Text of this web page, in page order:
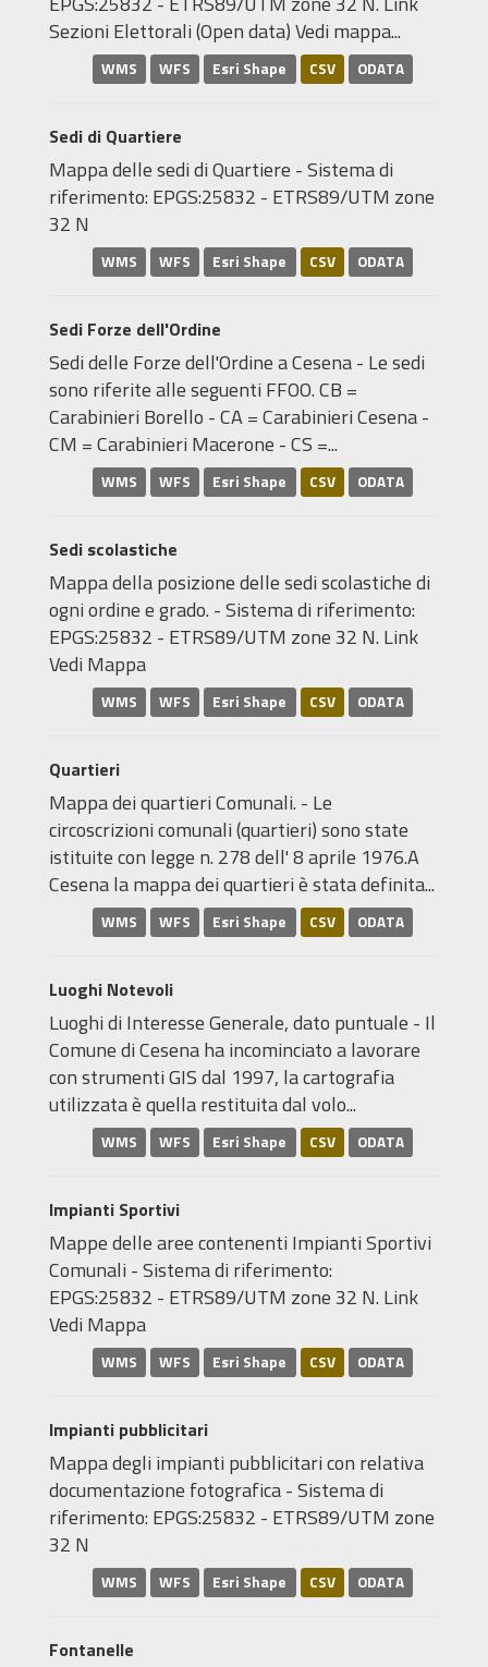
Sezioni Elettorali (Open data) Vedi mappa...
WMS WFS Esri Shape CSV ODATA
Sedi di Quartiere
Mappa delle sedi di Quartiere - Sistema di
riferimento: EPGS:25832 - ETRS89/UTM zone
32 N
WMS WFS Esri Shape CSV ODATA
Sedi Forze dell'Ordine
Sedi delle Forze dell'Ordine a Cesena - Le sedi
sono riferite alle seguenti FFOO. CB =
Carabinieri Borello - CA = Carabinieri Cesena -
CM = Carabinieri Macerone - CS =...
WMS WFS Esri Shape CSV ODATA
Sedi scolastiche
Mappa della posizione delle sedi scolastiche di
ogni ordine e grado. - Sistema di riferimento:
EPGS:25832 - ETRS89/UTM zone 32 N. Link
Vedi Mappa
WMS WFS Esri Shape CSV ODATA
Quartieri
Mappa dei quartieri Comunali. - Le
circoscrizioni comunali (quartieri) sono state
istituite con legge n. 278 dell' 8 aprile 1976.A
Cesena la mappa dei quartieri è stata definita...
WMS WFS Esri Shape CSV ODATA
Luoghi Notevoli
Luoghi di Interesse Generale, dato puntuale - Il
Comune di Cesena ha incominciato a lavorare
con strumenti GIS dal 1997, la cartografia
utilizzata è quella restituita dal volo...
WMS WFS Esri Shape CSV ODATA
Impianti Sportivi
Mappe delle aree contenenti Impianti Sportivi
Comunali - Sistema di riferimento:
EPGS:25832 - ETRS89/UTM zone 32 N. Link
Vedi Mappa
WMS WFS Esri Shape CSV ODATA
Impianti pubblicitari
Mappa degli impianti pubblicitari con relativa
documentazione fotografica - Sistema di
riferimento: EPGS:25832 - ETRS89/UTM zone
32 N
WMS WFS Esri Shape CSV ODATA
Fontanelle